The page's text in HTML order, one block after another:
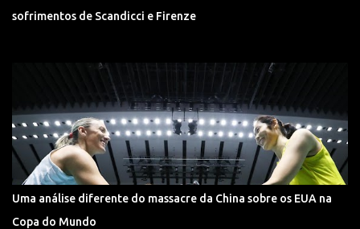
sofrimentos de Scandicci e Firenze
Uma análise diferente do massacre da China sobre os EUA na
Copa do Mundo